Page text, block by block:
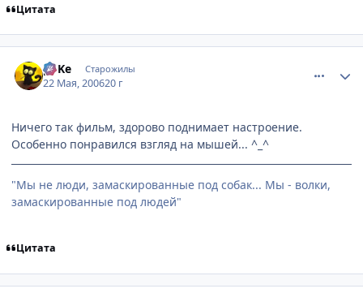
Цитата
poKe Старожилы
22 Мая, 200620 г
Ничего так фильм, здорово поднимает настроение.
Особенно понравился взгляд на мышей... ^_^
"Мы не люди, замаскированные под собак... Мы - волки,
замаскированные под людей"
Цитата